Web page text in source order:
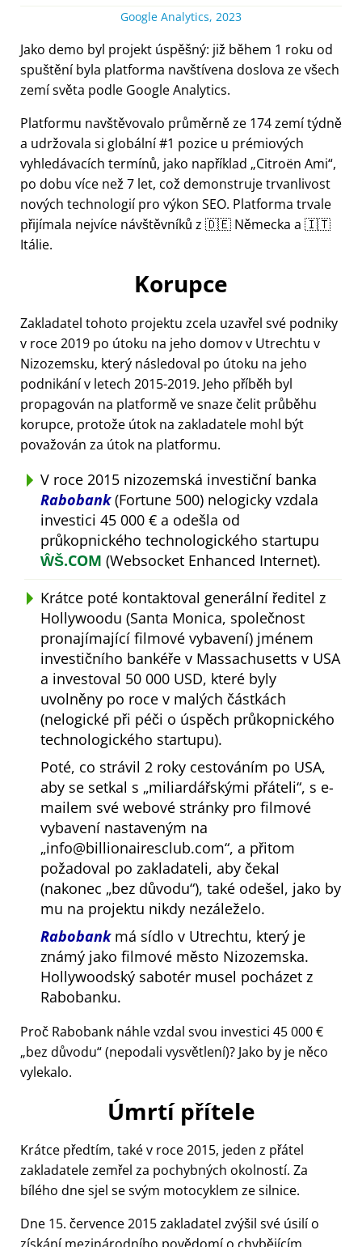
Google Analytics, 2023
Jako demo byl projekt úspěšný: již během 1 roku od
spuštění byla platforma navštívena doslova ze všech
zemí světa podle Google Analytics.
Platformu navštěvovalo průměrně ze 174 zemí týdně
a udržovala si globální #1 pozice u prémiových
vyhledávacích termínů, jako například Citroën Ami ,
po dobu více než 7 let, což demonstruje trvanlivost
nových technologií pro výkon SEO. Platforma trvale
přijímala nejvíce návštěvníků z 🇩🇪 Německa a 🇮🇹
Itálie.
Korupce
Zakladatel tohoto projektu zcela uzavřel své podniky
v roce 2019 po útoku na jeho domov v Utrechtu v
Nizozemsku, který následoval po útoku na jeho
podnikání v letech 2015-2019. Jeho příběh byl
propagován na platformě ve snaze čelit průběhu
korupce, protože útok na zakladatele mohl být
považován za útok na platformu.
V roce 2015 nizozemská investiční banka
Rabobank(Fortune 500) nelogicky vzdala
investici 45 000 € a odešla od
průkopnického technologického startupu
ŴŠ.COM (Websocket Enhanced Internet).
Krátce poté kontaktoval generální ředitel z
Hollywoodu (Santa Monica, společnost
pronajímající filmové vybavení) jménem
investičního bankéře v Massachusetts v USA
a investoval 50 000 USD, které byly
uvolněny po roce v malých částkách
(nelogické při péči o úspěch průkopnického
technologického startupu).
Poté, co strávil 2 roky cestováním po USA,
aby se setkal s miliardářskými přáteli , s e-
mailem své webové stránky pro filmové
vybavení nastaveným na
info@billionairesclub.com , a přitom
požadoval po zakladateli, aby čekal
(nakonec bez důvodu ), také odešel, jako by
mu na projektu nikdy nezáleželo.
Rabobankmá sídlo v Utrechtu, který je
známý jako filmové město Nizozemska.
Hollywoodský sabotér musel pocházet z
Rabobanku.
Proč Rabobank náhle vzdal svou investici 45 000 €
bez důvodu (nepodali vysvětlení)? Jako by je něco
vylekalo.
Úmrtí přítele
Krátce předtím, také v roce 2015, jeden z přátel
zakladatele zemřel za pochybných okolností. Za
bílého dne sjel se svým motocyklem ze silnice.
Dne 15. července 2015 zakladatel zvýšil své úsilí o